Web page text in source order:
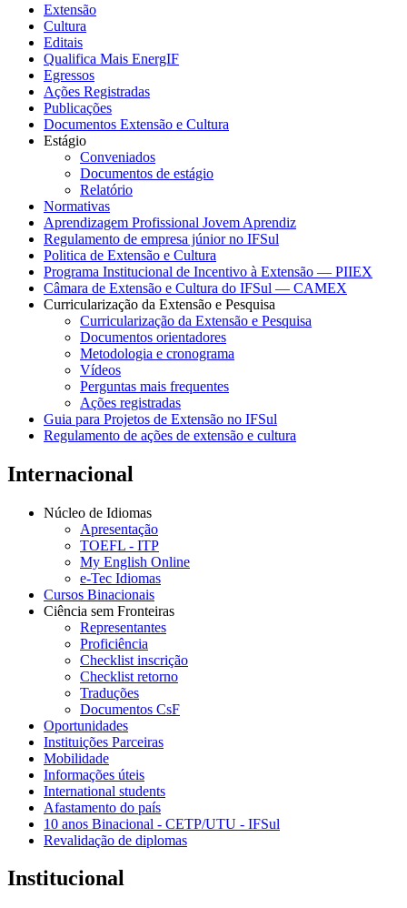
Extensão
Cultura
Editais
Qualifica Mais EnergIF
Egressos
Ações Registradas
Publicações
Documentos Extensão e Cultura
Estágio
Conveniados
Documentos de estágio
Relatório
Normativas
Aprendizagem Profissional Jovem Aprendiz
Regulamento de empresa júnior no IFSul
Politica de Extensão e Cultura
Programa Institucional de Incentivo à Extensão — PIIEX
Câmara de Extensão e Cultura do IFSul — CAMEX
Curricularização da Extensão e Pesquisa
Curricularização da Extensão e Pesquisa
Documentos orientadores
Metodologia e cronograma
Vídeos
Perguntas mais frequentes
Ações registradas
Guia para Projetos de Extensão no IFSul
Regulamento de ações de extensão e cultura
Internacional
Núcleo de Idiomas
Apresentação
TOEFL - ITP
My English Online
e-Tec Idiomas
Cursos Binacionais
Ciência sem Fronteiras
Representantes
Proficiência
Checklist inscrição
Checklist retorno
Traduções
Documentos CsF
Oportunidades
Instituições Parceiras
Mobilidade
Informações úteis
International students
Afastamento do país
10 anos Binacional - CETP/UTU - IFSul
Revalidação de diplomas
Institucional